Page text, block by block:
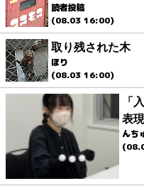
読者投稿
(08.03 16:00)
取り残された木
ほり
(08.03 16:00)
「
表
んち